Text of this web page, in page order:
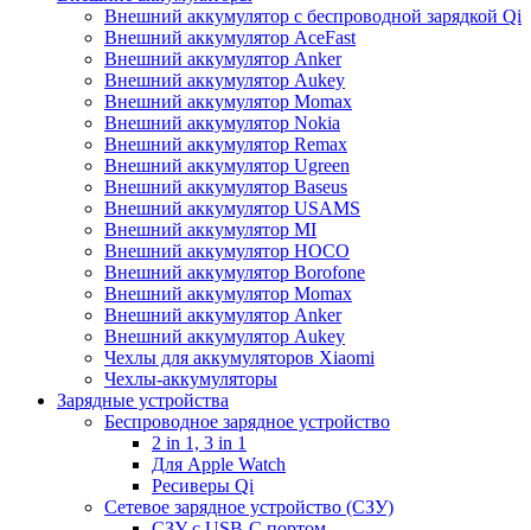
Внешний аккумулятор с беспроводной зарядкой Qi
Внешний аккумулятор AceFast
Внешний аккумулятор Anker
Внешний аккумулятор Aukey
Внешний аккумулятор Momax
Внешний аккумулятор Nokia
Внешний аккумулятор Remax
Внешний аккумулятор Ugreen
Внешний аккумулятор Baseus
Внешний аккумулятор USAMS
Внешний аккумулятор MI
Внешний аккумулятор HOCO
Внешний аккумулятор Borofone
Внешний аккумулятор Momax
Внешний аккумулятор Anker
Внешний аккумулятор Aukey
Чехлы для аккумуляторов Xiaomi
Чехлы-аккумуляторы
Зарядные устройства
Беспроводное зарядное устройство
2 in 1, 3 in 1
Для Apple Watch
Ресиверы Qi
Сетевое зарядное устройство (СЗУ)